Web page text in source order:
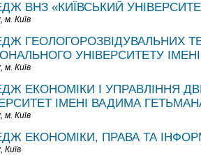
ВНЗ «КИЇВСЬКИЙ
м. Київ
ГЕОЛОГОРОЗВІДУВАЛЬНИХ
УНІВЕРСИТЕТУ
м. Київ
ЕКОНОМІКИ І УПРАВЛІННЯ
ІМЕНІ ВАДИМА
м. Київ
ЕКОНОМІКИ, ПРАВА ТА
Київ